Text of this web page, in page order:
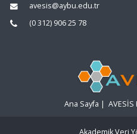
avesis@aybu.edu.tr
(0 312) 906 25 78
Ana Sayfa | AVESİS
Akademik Veri